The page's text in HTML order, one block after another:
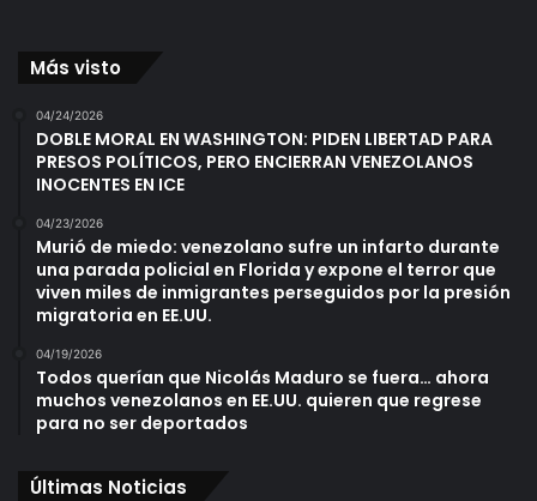
Más visto
04/24/2026
DOBLE MORAL EN WASHINGTON: PIDEN LIBERTAD PARA
PRESOS POLÍTICOS, PERO ENCIERRAN VENEZOLANOS
INOCENTES EN ICE
04/23/2026
Murió de miedo: venezolano sufre un infarto durante
una parada policial en Florida y expone el terror que
viven miles de inmigrantes perseguidos por la presión
migratoria en EE.UU.
04/19/2026
Todos querían que Nicolás Maduro se fuera… ahora
muchos venezolanos en EE.UU. quieren que regrese
para no ser deportados
Últimas Noticias